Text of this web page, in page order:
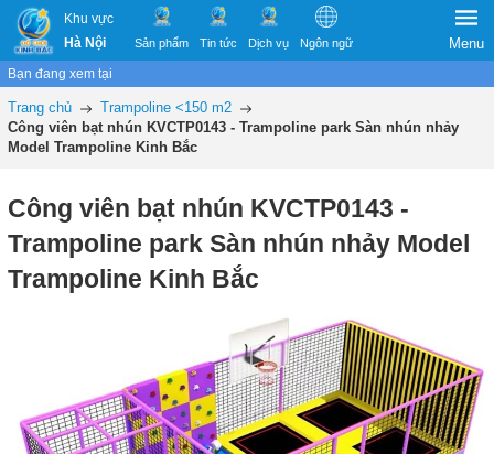
Khu vực
Hà Nội
Sản phẩm Tin tức Dịch vụ Ngôn ngữ Menu
Bạn đang xem tại
Trang chủ
Trampoline <150 m2
Công viên bạt nhún KVCTP0143 - Trampoline park Sàn nhún nhảy
Model Trampoline Kinh Bắc
Công viên bạt nhún KVCTP0143 -
Trampoline park Sàn nhún nhảy Model
Trampoline Kinh Bắc